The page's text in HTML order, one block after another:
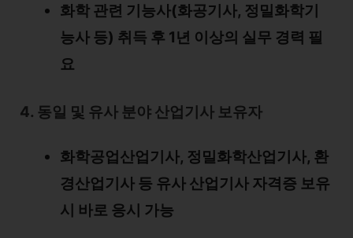
화학 관련 기능사(화공기사, 정밀화학기
능사 등) 취득 후 1년 이상의 실무 경력 필
요
4. 동일 및 유사 분야 산업기사 보유자
화학공업산업기사, 정밀화학산업기사, 환
경산업기사 등 유사 산업기사 자격증 보유
시 바로 응시 가능